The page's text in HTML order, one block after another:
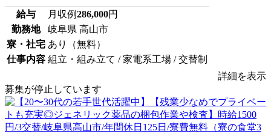
給与 月収例286,000円
勤務地
岐阜県 高山市
寮・社宅 あり（無料）
仕事内容 組立・組み立て / 家電系工場 / 交替制
詳細を表示
募集が停止しています